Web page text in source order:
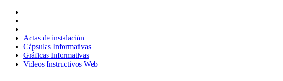
contenido
Actas de instalación
Cápsulas Informativas
Gráficas Informativas
Videos Instructivos Web